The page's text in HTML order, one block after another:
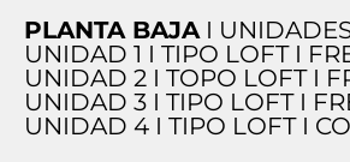
PLANTA BAJAI
UNIDAD 1 I TIPO LOFT I
UNIDAD 2 I TOPO LOFT I
UNIDAD 3 I TIPO LOFT I
UNIDAD 4 I TIPO LOFT I